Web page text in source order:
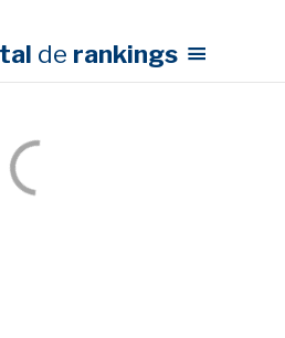
de rankings